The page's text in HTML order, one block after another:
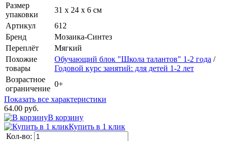
Размер
упаковки
31 х 24 х 6 см
Артикул
612
Бренд
Мозаика-Синтез
Переплёт
Мягкий
Похожие
товары
Обучающий блок "Школа талантов" 1-2 года /
Годовой курс занятий: для детей 1-2 лет
Возрастное
ограничение
0+
Показать все характеристики
64.00 руб.
В корзину
Купить в 1 клик
Кол-во: